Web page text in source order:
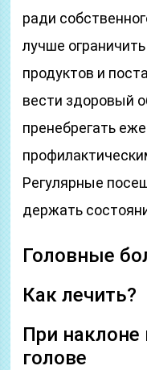
ради
лучше
продуктов и
вести здоровый
пренебрегать
Регулярные
держать
Головные
Как лечить?
При наклоне
голове